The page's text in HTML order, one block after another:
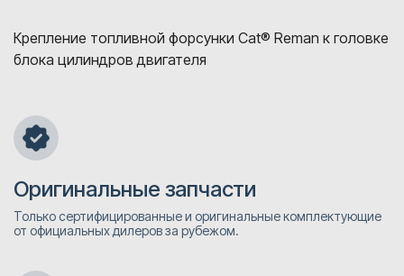
Крепление топливной форсунки Cat® Reman к головке
блока цилиндров двигателя
Оригинальные запчасти
Только сертифицированные и оригинальные комплектующие
от официальных дилеров за рубежом.